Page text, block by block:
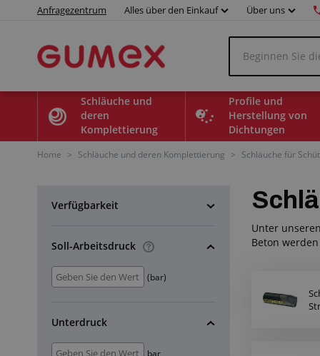
Anfragezentrum Alles über den Einkauf Über uns
Schläuche und
deren
Komplettierung
Profile und
Herstellung von
Dichtungen
Home > Schläuche und deren Komplettierung > Schläuche für
Verfügbarkeit
Soll-Arbeitsdruck
(bar)
Unterdruck
bar
Unter
Beton